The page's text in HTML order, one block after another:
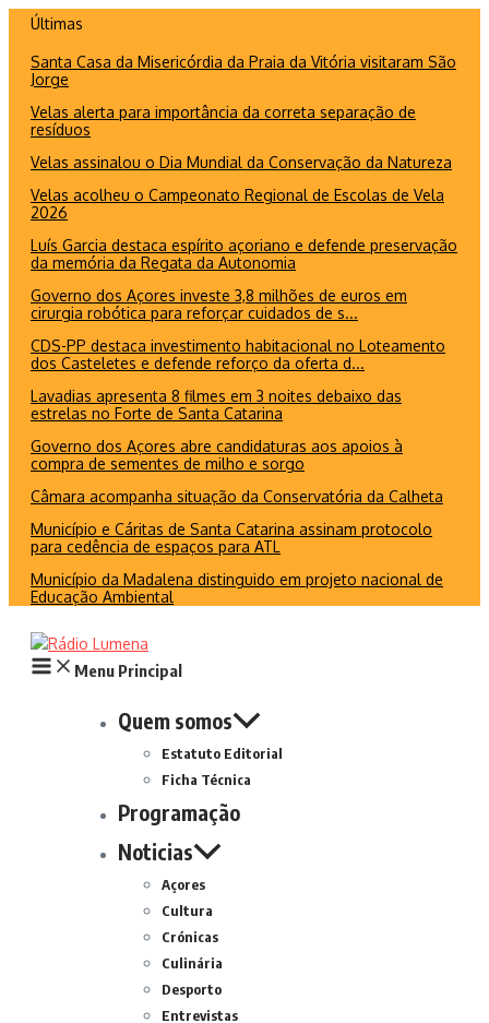
conteúdo
Últimas
Santa Casa da Misericórdia da Praia da Vitória visitaram São
Jorge
Velas alerta para importância da correta separação de
resíduos
Velas assinalou o Dia Mundial da Conservação da Natureza
Velas acolheu o Campeonato Regional de Escolas de Vela
2026
Luís Garcia destaca espírito açoriano e defende preservação
da memória da Regata da Autonomia
Governo dos Açores investe 3,8 milhões de euros em
cirurgia robótica para reforçar cuidados de s...
CDS-PP destaca investimento habitacional no Loteamento
dos Casteletes e defende reforço da oferta d...
Lavadias apresenta 8 filmes em 3 noites debaixo das
estrelas no Forte de Santa Catarina
Governo dos Açores abre candidaturas aos apoios à
compra de sementes de milho e sorgo
Câmara acompanha situação da Conservatória da Calheta
Município e Cáritas de Santa Catarina assinam protocolo
para cedência de espaços para ATL
Município da Madalena distinguido em projeto nacional de
Educação Ambiental
Menu Principal
Quem somos
Estatuto Editorial
Ficha Técnica
Programação
Noticias
Açores
Cultura
Crónicas
Culinária
Desporto
Entrevistas